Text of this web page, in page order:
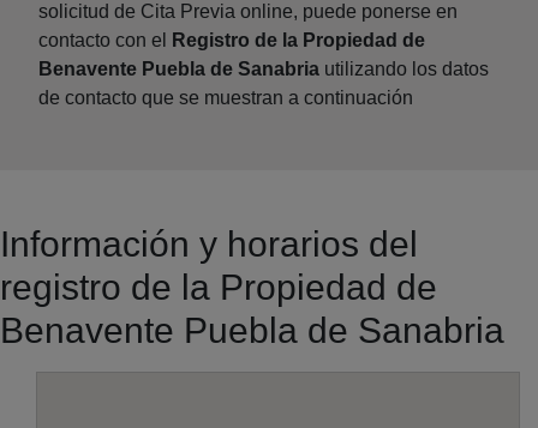
solicitud de Cita Previa online, puede ponerse en
contacto con el
Registro de la Propiedad de
Benavente Puebla de Sanabria utilizando los datos
de contacto que se muestran a continuación
Información y horarios del
registro de la Propiedad de
Benavente Puebla de Sanabria